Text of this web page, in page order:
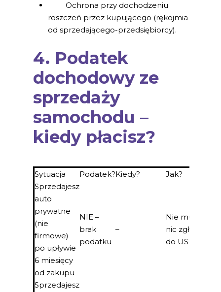
Ochrona przy dochodzeniu
roszczeń przez kupującego (rękojmia
od sprzedającego-przedsiębiorcy).
4. Podatek
dochodowy ze
sprzedaży
samochodu –
kiedy płacisz?
Sytuacja Podatek?Kiedy?
Jak?
Sprzedajesz
auto
prywatne
(nie
firmowe)
po upływie
6 miesięcy
od zakupu
NIE –
brak
podatku
–
Nie musisz
nic zgłaszać
do US
Sprzedajesz